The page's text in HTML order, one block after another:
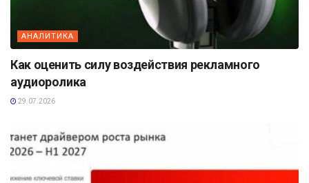
АНАЛИТИКА
Как оценить силу воздействия рекламного
аудиоролика
29.07.2026